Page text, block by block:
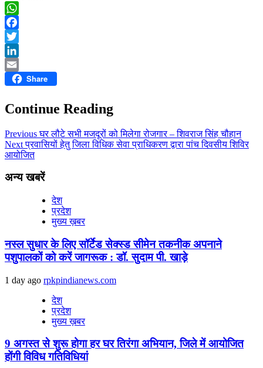
WhatsApp
Facebook
Twitter
LinkedIn
Email Share
Continue Reading
Previousघर लौटे सभी मजदूरों को मिलेगा रोजगार – शिवराज सिंह चौहान
Nextप्रवासियों हेतु जिला विधिक सेवा प्राधिकरण द्वारा पांच दिवसीय शिविर
आयोजित
अन्य खबरें
देश
प्रदेश
मुख्य ख़बर
नस्ल सुधार के लिए सॉर्टेड सेक्स्ड सीमेन तकनीक अपनाने
पशुपालकों को करें जागरूक : डॉ. सुदाम पी. खाड़े
1 day ago rpkpindianews.com
देश
प्रदेश
मुख्य ख़बर
9 अगस्‍त से शुरू होगा हर घर तिरंगा अभियान, जिले में आयोजित
होंगी विविध गतिविधियां